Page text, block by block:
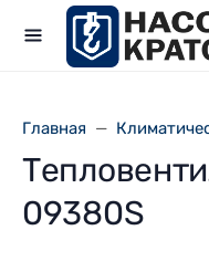
Главная
09380S